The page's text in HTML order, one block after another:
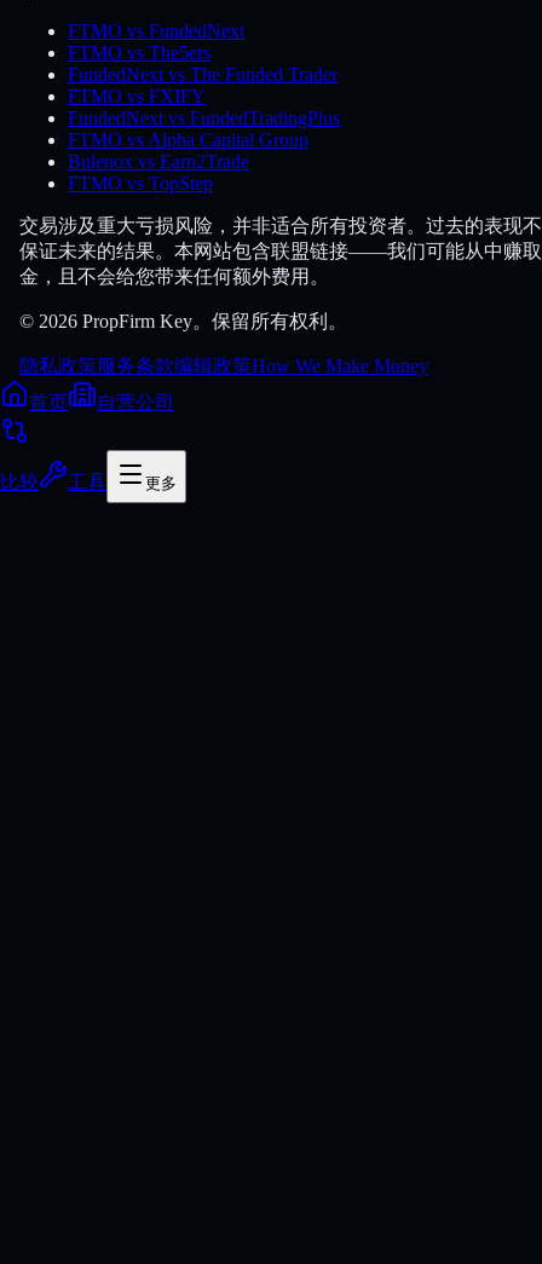
FTMO vs FundedNext
FTMO vs The5ers
FundedNext vs The Funded Trader
FTMO vs FXIFY
FundedNext vs FundedTradingPlus
FTMO vs Alpha Capital Group
Bulenox vs Earn2Trade
FTMO vs TopStep
交易涉及重大亏损风险，并非适合所有投资者。过去的表现
保证未来的结果。本网站包含联盟链接——我们可能从中赚
金，且不会给您带来任何额外费用。
© 2026 PropFirm Key。保留所有权利。
隐私政策服务条款编辑政策How We Make Money
首页
自营公司
比较 工具 更多